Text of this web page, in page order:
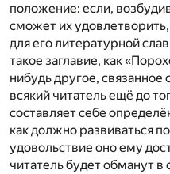
положение: если,
сможет их
для его литературной
такое заглавие, как
нибудь другое,
всякий читатель ещё до
составляет себе
как должно развиваться
удовольствие оно ему
читатель будет обманут в